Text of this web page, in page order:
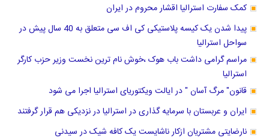
کمک سفارت استرالیا اقشار محروم در ایران
پیدا شدن یک کیسه پلاستیکی کی اف سی متعلق به 40 سال پیش در
سواحل استرالیا
مراسم گرامی داشت باب هوک ،خوش نام ترین نخست وزیر حزب کارگر
استرالیا
قانون" مرگ آسان " در ایالت ویکتوریای استرالیا اجرا می شود
ایران و عربستان با سرمایه گذاری در استرالیا در نزدیکی هم قرار گرفتند
نارضایتی مشتریان ازکار ناشایست یک کافه شیک در سیدنی